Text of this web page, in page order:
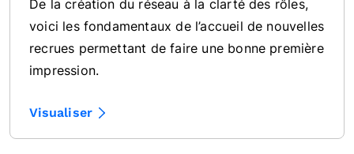
De la création du réseau à la clarté des rôles,
voici les fondamentaux de l’accueil de nouvelles
recrues permettant de faire une bonne première
impression.
Visualiser